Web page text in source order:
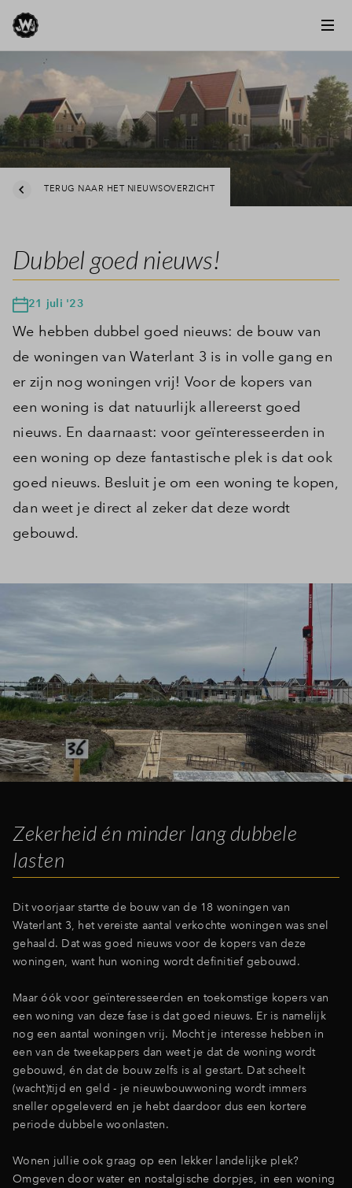
Inloggen
TERUG NAAR HET NIEUWSOVERZICHT
Dubbel goed nieuws!
21 juli '23
We hebben dubbel goed nieuws: de bouw van
de woningen van Waterlant 3 is in volle gang en
er zijn nog woningen vrij! Voor de kopers van
een woning is dat natuurlijk allereerst goed
nieuws. En daarnaast: voor geïnteresseerden in
een woning op deze fantastische plek is dat ook
goed nieuws. Besluit je om een woning te kopen,
dan weet je direct al zeker dat deze wordt
gebouwd.
Zekerheid én minder lang dubbele
lasten
Dit voorjaar startte de bouw van de 18 woningen van
Waterlant 3, het vereiste aantal verkochte woningen was snel
gehaald. Dat was goed nieuws voor de kopers van deze
woningen, want hun woning wordt definitief gebouwd.
Maar óók voor geïnteresseerden en toekomstige kopers van
een woning van deze fase is dat goed nieuws. Er is namelijk
nog een aantal woningen vrij. Mocht je interesse hebben in
een van de tweekappers dan weet je dat de woning wordt
gebouwd, én dat de bouw zelfs is al gestart. Dat scheelt
(wacht)tijd en geld - je nieuwbouwwoning wordt immers
sneller opgeleverd en je hebt daardoor dus een kortere
periode dubbele woonlasten.
Wonen jullie ook graag op een lekker landelijke plek?
Omgeven door water en nostalgische dorpjes, in een woning